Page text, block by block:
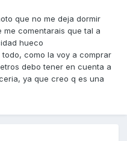
que no me deja dormir
comentarais que tal a
hueco
como la voy a comprar
debo tener en cuenta a
ya que creo q es una